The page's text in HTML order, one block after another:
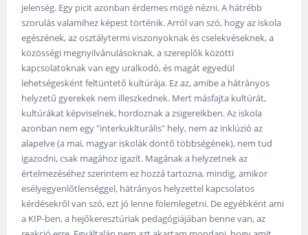
jelenség. Egy picit azonban érdemes mögé nézni. A hátrébb
szorulás valamihez képest történik. Arról van szó, hogy az iskola
egészének, az osztálytermi viszonyoknak és cselekvéseknek, a
közösségi megnyilvánulásoknak, a szereplők közötti
kapcsolatoknak van egy uralkodó, és magát egyedül
lehetségesként feltüntető kultúrája. Ez az, amibe a hátrányos
helyzetű gyerekek nem illeszkednek. Mert másfajta kultúrát,
kultúrákat képviselnek, hordoznak a zsigereikben. Az iskola
azonban nem egy "interkuklturális" hely, nem az inklúzió az
alapelve (a mai, magyar iskolák döntő többségének), nem tud
igazodni, csak magához igazít. Magának a helyzetnek az
értelmezéséhez szerintem ez hozzá tartozna, mindig, amikor
esélyegyenlőtlenséggel, hátrányos helyzettel kapcsolatos
kérdésekről van szó, ezt jó lenne fölemlegetni. De egyébként ami
a KIP-ben, a hejőkeresztúriak pedagógiájában benne van, az